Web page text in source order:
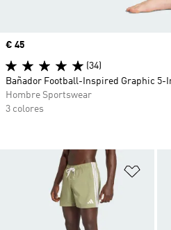
Precio
€ 45
(34)
Bañador Football-Inspired Graphic 5-
Hombre Sportswear
3 colores